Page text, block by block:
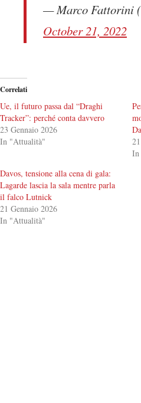
— Marco Fattorini
October 21, 2022
Correlati
Ue, il futuro passa dal “Draghi
Tracker”: perché conta davvero
23 Gennaio 2026
In "Attualità"
In
Davos, tensione alla cena di gala:
Lagarde lascia la sala mentre parla
il falco Lutnick
21 Gennaio 2026
In "Attualità"